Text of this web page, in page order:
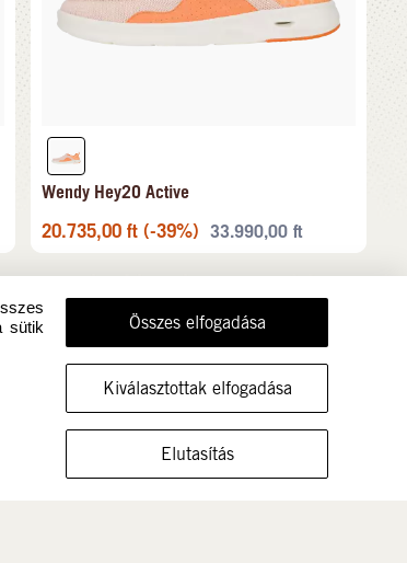
A CIPŐT EBBEN A MÉRETBEN
Wendy Hey2O Active
20.735,00 ft (-39%) 33.990,00 ft
sütik
Összes elfogadása
Kiválasztottak elfogadása
Elutasítás